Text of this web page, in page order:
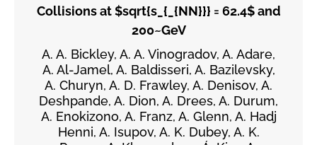
Collisions at $sqrt{s_{_{NN}}} = 62.4$ and
200~GeV
A. A. Bickley, A. A. Vinogradov, A. Adare,
A. Al-Jamel, A. Baldisseri, A. Bazilevsky,
A. Churyn, A. D. Frawley, A. Denisov, A.
Deshpande, A. Dion, A. Drees, A. Durum,
A. Enokizono, A. Franz, A. Glenn, A. Hadj
Henni, A. Isupov, A. K. Dubey, A. K.